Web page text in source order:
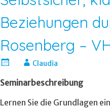
Beziehungen
Rosenberg –
Claudia
Seminarbeschreibung
Lernen Sie die Grundlagen